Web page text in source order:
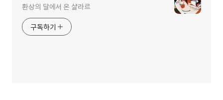
환상의 달에서 온 샬라르
구독하기